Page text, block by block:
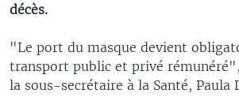
décès.
"Le port du masque devient
transport public et privé
la sous-secrétaire à la Santé, Paula